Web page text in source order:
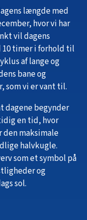
længde med
hvor vi har
vil dagens
timer i forhold til
af lange og
bane og
som vi er vant til.
dagene begynder
en tid, hvor
den maksimale
halvkugle.
som et symbol på
og
sol.